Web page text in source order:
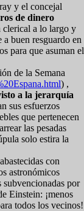
y el concejal
de dinero
clerical a lo largo y
buen resguardo en
para que asuman el
de la Semana
) ,
a la jerarquía
sus esfuerzos
que pertenecen
las pesadas
solo estira la
con
astronómicos
subvencionadas por
Einstein: ¡menos
todos los vecinos!